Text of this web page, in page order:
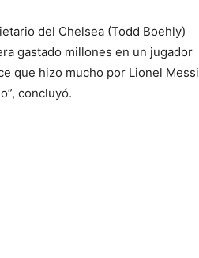
del Chelsea (Todd Boehly)
gastado millones en un jugador
que hizo mucho por Lionel Messi
concluyó.